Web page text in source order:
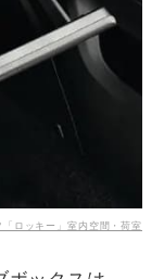
「ロッキー」室内空間・荷室